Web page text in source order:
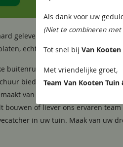
Vellingdelen
geleverd exclusief dakbedekking
echte dakpannen of met riet
buitenruimte met de Kapschuur de
biedt niet alleen ruimte voor
van duurzaam lariks/douglas
bouwen of liever ons ervaren
in uw tuin. Maak van uw
Als dank voor uw
(Niet te combineren met
Tot snel bij Van
Met vriendelijke groet,
Team Van Kooten